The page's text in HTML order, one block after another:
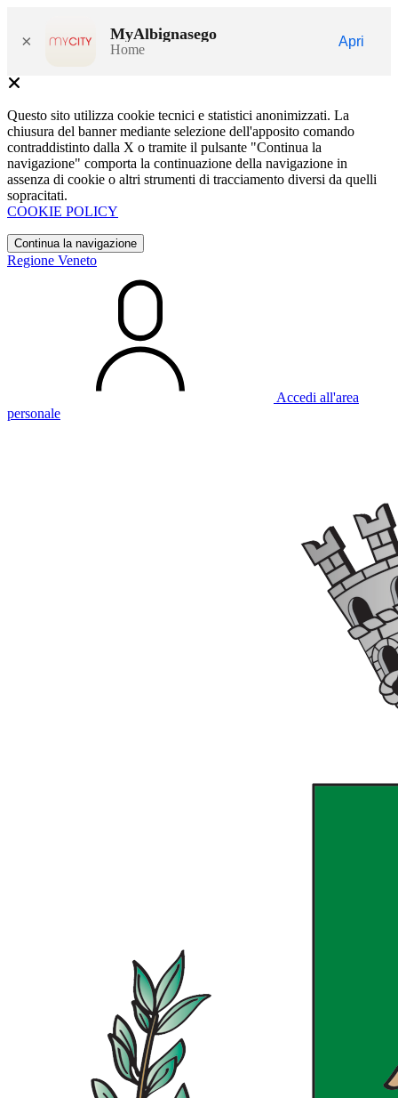
× MyAlbignasego
Home
Apri
Questo sito utilizza cookie tecnici e statistici anonimizzati. La
chiusura del banner mediante selezione dell'apposito comando
contraddistinto dalla X o tramite il pulsante "Continua la
navigazione" comporta la continuazione della navigazione in
assenza di cookie o altri strumenti di tracciamento diversi da quelli
sopracitati.
COOKIE POLICY
Continua la navigazione
Regione Veneto
Accedi all'area
personale